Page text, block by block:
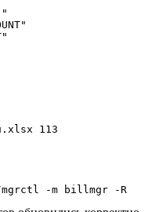
113
-m billmgr -R